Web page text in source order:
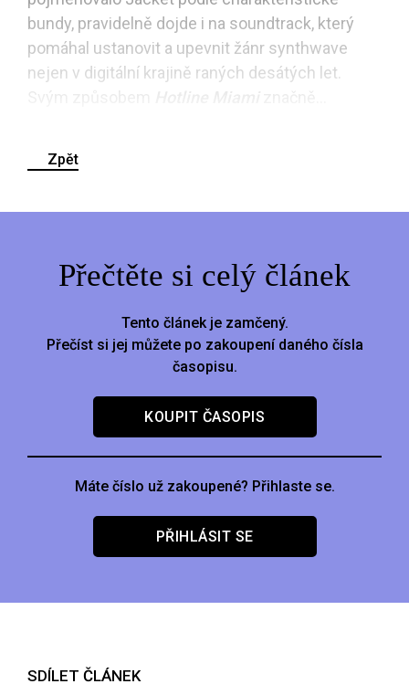
bundy, pravidelně dojde i na soundtrack, který
pomáhal ustanovit a upevnit žánr synthwave
nejen v digitální krajině raných desátých let.
Zpět
Přečtěte si celý článek
Tento článek je zamčený.
Přečíst si jej můžete po zakoupení daného čísla
časopisu.
KOUPIT ČASOPIS
Máte číslo už zakoupené? Přihlaste se.
PŘIHLÁSIT SE
SDÍLET ČLÁNEK